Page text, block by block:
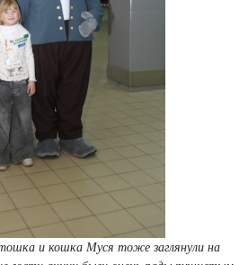
и кошка Муся тоже заглянули на